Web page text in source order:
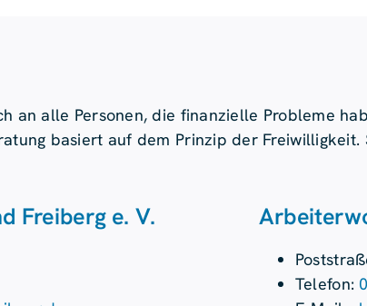
an alle Personen, die finanzielle Probleme
basiert auf dem Prinzip der
Freiberg e. V.
Telefon: